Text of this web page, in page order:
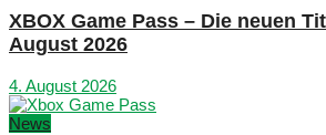
XBOX Game Pass – Die neuen
August 2026
4. August 2026
News